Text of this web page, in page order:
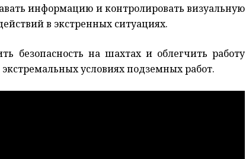
информацию и контролировать визуальную
в экстренных ситуациях.
безопасность на шахтах и облегчить работу
условиях подземных работ.